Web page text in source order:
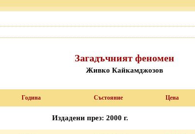
Загадъчният феномен
Живко Кайкамджозов
Година Състояние Цена
Издадени през: 2000 г.